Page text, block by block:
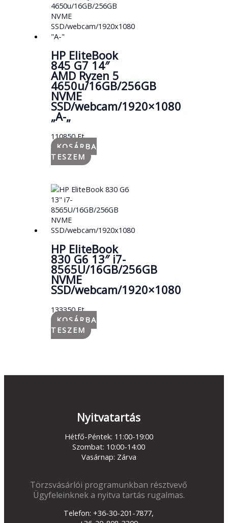
HP EliteBook
845 G7 14″
AMD Ryzen 5
4650u/16GB/256GB
NVME
SSD/webcam/1920×1080
„A-„
110850Ft
KOSÁRBA
TESZEM
HP EliteBook
830 G6 13″ i7-
8565U/16GB/256GB
NVME
SSD/webcam/1920×1080
133350Ft
KOSÁRBA
TESZEM
Nyitvatartás
Hétfő-Péntek: 11:00-19:00
Szombat: 10:00-14:00
Vasárnap: Zárva
Törzsvásárlói programunkban résztvevő
Ügyfeleinknek a nyitva tartás rugalmas.
Telefon: +36-30-201-7877,